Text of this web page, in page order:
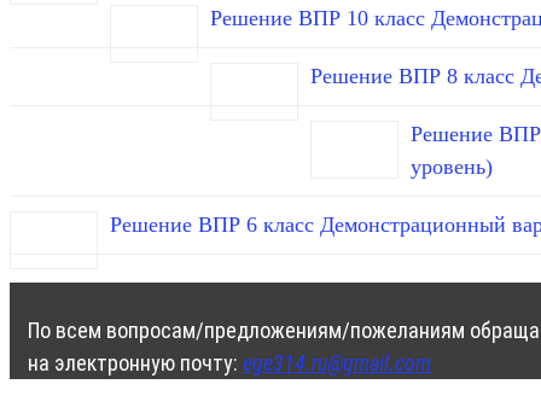
Решение ВПР 10 класс
Решение ВПР 8 класс
Решение ВПР
уровень)
Решение ВПР 6 класс Демонстрационный
По всем вопросам/предложениям/пожеланиям
на электронную почту: ege314.ru@gmail.com